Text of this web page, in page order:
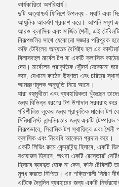
কার্যকারিতা অপরিহার্য।
দুটি অত্যাশ্চর্য ফিনিশে উপলব্ধ - ম্যাট এবং
আধুনিক আকর্ষণ প্রকাশ করে। আপনি মসৃণ
আরও ক্লাসিক এবং মার্জিত শৈলী, এই
বিকল্পগুলির সাথে যেকোনো সজ্জার পরিপূরক
কফি টেবিলের অন্যতম বৈশিষ্ট্য হল এর
বিলাসবহুল মার্বেল টপ বা একটি ক্লাসিক
দেয়। মার্বেলের প্রাকৃতিক সৌন্দর্য যেকোনো
করে, যেখানে কাঠের উষ্ণতা এবং চরিত্র
আমন্ত্রণমূলক অনুভূতি নিয়ে আসে।
যারা বহুমুখীতা এবং ব্যবহারিকতা খুঁজছেন
জন্য বিভিন্ন ধরণের টপ উপাদান সরবরাহ
পরিশীলিত লুকের জন্য প্রাকৃতিক মার্বেল টপ
মিনিমালিস্ট নান্দনিকতার জন্য একটি
বিকল্পভাবে, সিরামিক টপ স্থায়িত্ব এবং
ক্লাসিক এবং নিরবধি আবেদন প্রদান করে।
একটি লিভিং রুমে কেন্দ্রবিন্দু হিসাবে, একটি
সংযোজন হিসাবে, অথবা একটি রেস্তোরাঁ
হিসাবে ব্যবহৃত হোক না কেন, কফি টেবিলটি
মুগ্ধ করতে নিশ্চিত। এর শক্তিশালী নির্মাণ
এটিকে দৈনন্দিন ব্যবহারের জন্য একটি